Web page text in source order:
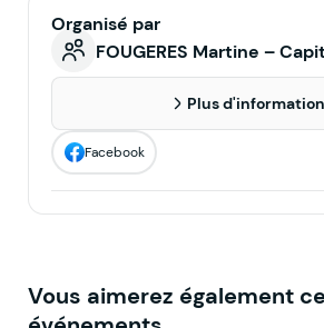
Organisé par
FOUGERES Martine –
Plus
Facebook
Vous aimerez également